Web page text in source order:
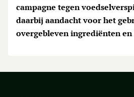
campagne tegen
daarbij aandacht voor het
overgebleven ingrediënten